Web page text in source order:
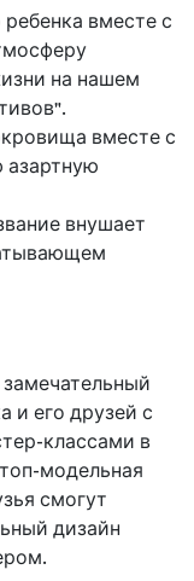
вместе с
на нашем
вместе с
азартную
внушает
и его друзей с
классами в
модельная
смогут
дизайн